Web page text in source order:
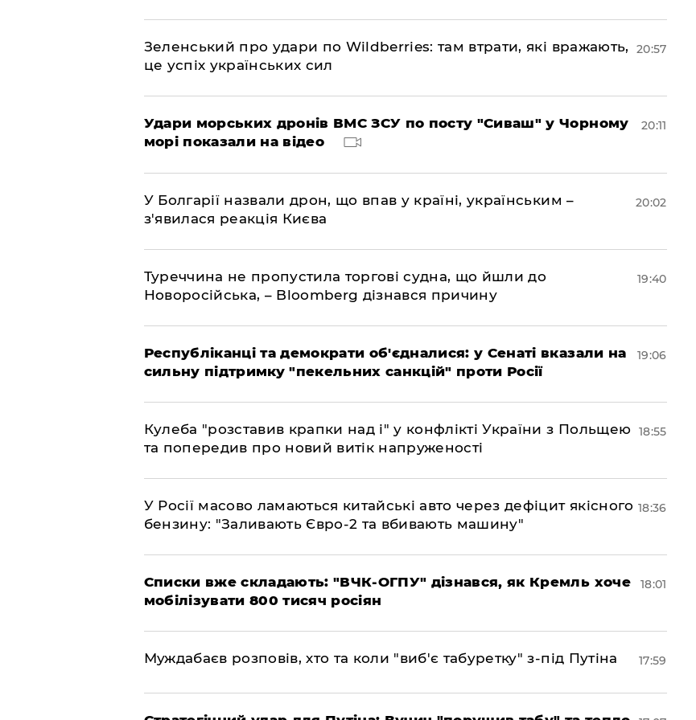
Зеленський про удари по Wildberries: там втрати, які вражають,
це успіх українських сил
20:57
Удари морських дронів ВМС ЗСУ по посту "Сиваш" у Чорному
морі показали на відео
20:11
У Болгарії назвали дрон, що впав у країні, українським –
з'явилася реакція Києва
20:02
Туреччина не пропустила торгові судна, що йшли до
Новоросійська, – Bloomberg дізнався причину
19:40
Республіканці та демократи об'єдналися: у Сенаті вказали на
сильну підтримку "пекельних санкцій" проти Росії
19:06
Кулеба "розставив крапки над і" у конфлікті України з Польщею
та попередив про новий витік напруженості
18:55
У Росії масово ламаються китайські авто через дефіцит якісного
бензину: "Заливають Євро-2 та вбивають машину"
18:36
Списки вже складають: "ВЧК-ОГПУ" дізнався, як Кремль хоче
мобілізувати 800 тисяч росіян
18:01
Муждабаєв розповів, хто та коли "виб'є табуретку" з-під Путіна 17:59